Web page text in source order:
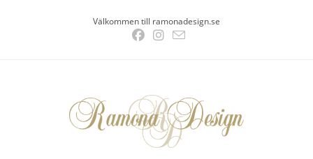
Välkommen till ramonadesign.se